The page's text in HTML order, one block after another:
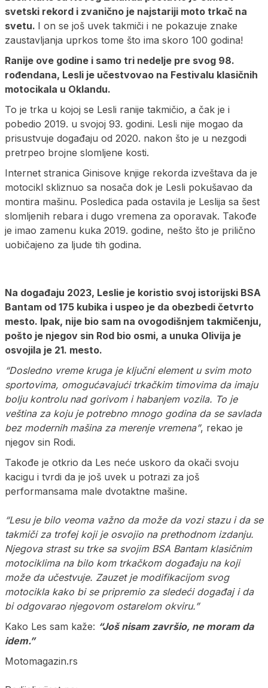
svetski rekord i zvanično je najstariji moto trkač na
svetu. I on se još uvek takmiči i ne pokazuje znake
zaustavljanja uprkos tome što ima skoro 100 godina!
Ranije ove godine i samo tri nedelje pre svog 98.
rođendana, Lesli je učestvovao na Festivalu klasičnih
motocikala u Oklandu.
To je trka u kojoj se Lesli ranije takmičio, a čak je i
pobedio 2019. u svojoj 93. godini. Lesli nije mogao da
prisustvuje događaju od 2020. nakon što je u nezgodi
pretrpeo brojne slomljene kosti.
Internet stranica Ginisove knjige rekorda izveštava da je
motocikl skliznuo sa nosača dok je Lesli pokušavao da
montira mašinu. Posledica pada ostavila je Leslija sa šest
slomljenih rebara i dugo vremena za oporavak. Takođe
je imao zamenu kuka 2019. godine, nešto što je prilično
uobičajeno za ljude tih godina.
Na događaju 2023, Leslie je koristio svoj istorijski BSA
Bantam od 175 kubika i uspeo je da obezbedi četvrto
mesto. Ipak, nije bio sam na ovogodišnjem takmičenju,
pošto je njegov sin Rod bio osmi, a unuka Olivija je
osvojila je 21. mesto.
“Dosledno vreme kruga je ključni element u svim moto
sportovima, omogućavajući trkačkim timovima da imaju
bolju kontrolu nad gorivom i habanjem vozila. To je
veština za koju je potrebno mnogo godina da se savlada
bez modernih mašina za merenje vremena”, rekao je
njegov sin Rodi.
Takođe je otkrio da Les neće uskoro da okači svoju
kacigu i tvrdi da je još uvek u potrazi za još
performansama male dvotaktne mašine.
“Lesu je bilo veoma važno da može da vozi stazu i da se
takmiči za trofej koji je osvojio na prethodnom izdanju.
Njegova strast su trke sa svojim BSA Bantam klasičnim
motociklima na bilo kom trkačkom događaju na koji
može da učestvuje. Zauzet je modifikacijom svog
motocikla kako bi se pripremio za sledeći događaj i da
bi odgovarao njegovom ostarelom okviru.”
Kako Les sam kaže: “Još nisam završio, ne moram da
idem.”
Motomagazin.rs